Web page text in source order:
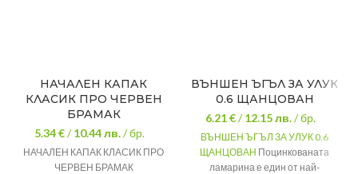
НАЧАЛЕН КАПАК
КЛАСИК ПРО ЧЕРВЕН
БРАМАК
5.34 €/10.44лв./ бр.
НАЧАЛЕН КАПАК КЛАСИК ПРО
ЧЕРВЕН БРАМАК
ВЪНШЕН ЪГЪЛ ЗА УЛУК
0.6 ЩАНЦОВАН
6.21 €/12.15лв./ бр.
ВЪНШЕН ЪГЪЛ ЗА УЛУК 0.6
ЩАНЦОВАН Поцинкованата
ламарина е един от най-